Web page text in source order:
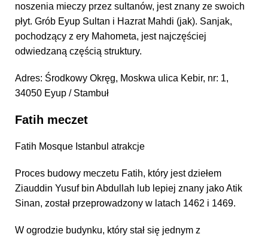
noszenia mieczy przez sultanów, jest znany ze swoich
płyt. Grób Eyup Sultan i Hazrat Mahdi (jak). Sanjak,
pochodzący z ery Mahometa, jest najczęściej
odwiedzaną częścią struktury.
Adres: Środkowy Okręg, Moskwa ulica Kebir, nr: 1,
34050 Eyup / Stambuł
Fatih meczet
Fatih Mosque Istanbul atrakcje
Proces budowy meczetu Fatih, który jest dziełem
Ziauddin Yusuf bin Abdullah lub lepiej znany jako Atik
Sinan, został przeprowadzony w latach 1462 i 1469.
W ogrodzie budynku, który stał się jednym z